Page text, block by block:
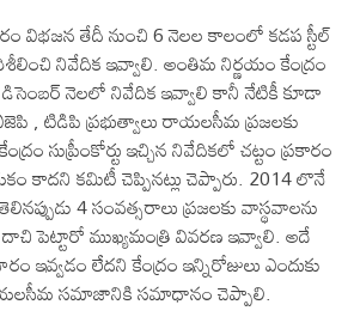
విభజన తేదీ నుంచి 6 నెలల కాలంలో కడప స్టీల్
నివేదిక ఇవ్వాలి. అంతిమ నిర్ణయం కేంద్రం
నెలలో నివేదిక ఇవ్వాలి కానీ నేటికీ కూడా
, టిడిపి ప్రభుత్వాలు రాయలసీమ ప్రజలకు
సుప్రీంకోర్టు ఇచ్చిన నివేదికలో చట్టం ప్రకారం
కమిటీ చెప్పినట్లు చెప్పారు. 2014 లొనే
4 సంవత్సరాలు ప్రజలకు వాస్థవాలను
దాచి పెట్టారో ముఖ్యమంత్రి వివరణ ఇవ్వాలి. అదే
లేదని కేంద్రం ఇన్నిరోజులు ఎందుకు
సమాజానికి సమాధానం చెప్పాలి.